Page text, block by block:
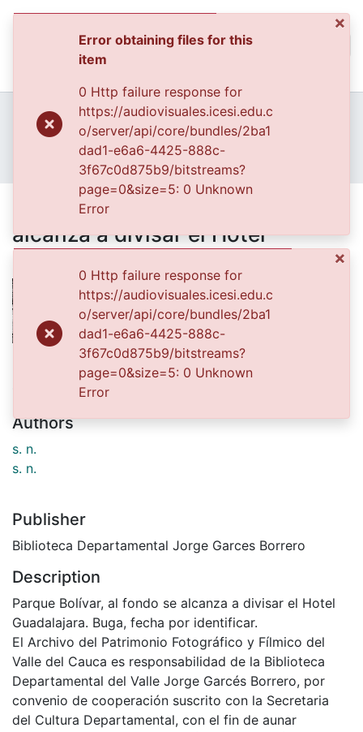
All of DSpace
Statistics
Home
Archivo del Patrimonio Fotográfico y Fílmico del Valle del Cauca
Fondo Archivo del Patrimonio Fotográfico y Fílmico del Valle del Cauca
Los Municipios
APFFVC - Edificios - Patrimonial
Parque Bolívar, al fondo se alcanza a divisar el Hotel Guadalajara
Parque Bolívar, al fondo se
alcanza a divisar el Hotel
1900-01-01
Authors
s. n.
s. n.
Publisher
Biblioteca Departamental Jorge Garces Borrero
Description
Parque Bolívar, al fondo se alcanza a divisar el Hotel
Guadalajara. Buga, fecha por identificar.
El Archivo del Patrimonio Fotográfico y Fílmico del
Valle del Cauca es responsabilidad de la Biblioteca
Departamental del Valle Jorge Garcés Borrero, por
convenio de cooperación suscrito con la Secretaria
del Cultura Departamental, con el fin de aunar
×
Error obtaining files for this
item
0 Http failure response for
https://audiovisuales.icesi.edu.c
o/server/api/core/bundles/2ba1
dad1-e6a6-4425-888c-
3f67c0d875b9/bitstreams?
page=0&size=5: 0 Unknown
Error
×
0 Http failure response for
https://audiovisuales.icesi.edu.c
o/server/api/core/bundles/2ba1
dad1-e6a6-4425-888c-
3f67c0d875b9/bitstreams?
page=0&size=5: 0 Unknown
Error